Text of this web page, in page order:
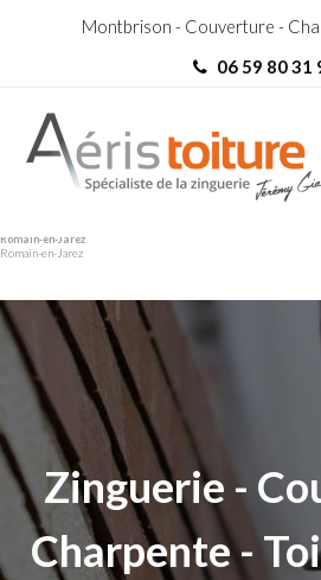
Montbrison - Couverture -
06 59 80 31
Romain-en-Jarez
Romain-en-Jarez
Zinguerie -
Charpente -